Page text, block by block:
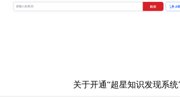
关于开通“超星知识发现系统